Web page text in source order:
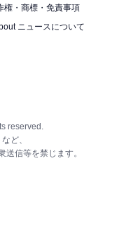
権・商標・免責事項
ニュースについて
reserved.
ど、
信等を禁じます。